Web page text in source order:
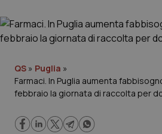
Governo e Parlamento
Regioni e Asl
QS » Puglia »
Farmaci. In Puglia aumenta
febbraio la giornata di raccolta per